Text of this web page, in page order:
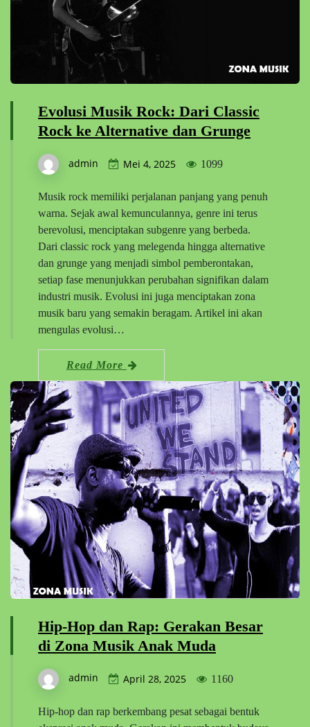
Evolusi Musik Rock: Dari Classic
Rock ke Alternative dan Grunge
admin Mei 4, 2025 1099
Musik rock memiliki perjalanan panjang yang penuh
warna. Sejak awal kemunculannya, genre ini terus
berevolusi, menciptakan subgenre yang berbeda.
Dari classic rock yang melegenda hingga alternative
dan grunge yang menjadi simbol pemberontakan,
setiap fase menunjukkan perubahan signifikan dalam
industri musik. Evolusi ini juga menciptakan zona
musik baru yang semakin beragam. Artikel ini akan
mengulas evolusi…
Read More
Hip-Hop dan Rap: Gerakan Besar
di Zona Musik Anak Muda
admin April 28, 2025 1160
Hip-hop dan rap berkembang pesat sebagai bentuk